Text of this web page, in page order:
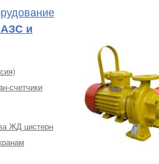
и
счетчики
ЖД цистерн